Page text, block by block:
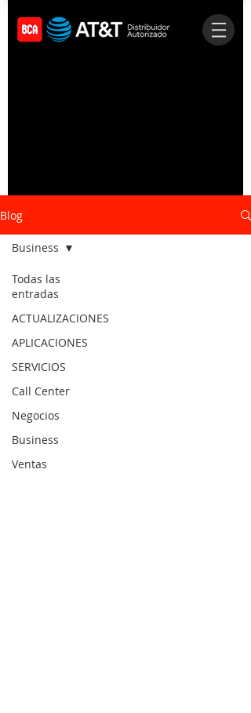
Blog
Todas las
entradas
ACTUALIZACIONES
APLICACIONES
SERVICIOS
Call Center
Negocios
Business
Ventas
Business